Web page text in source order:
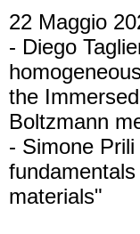
22 Maggio
- Diego
the
Boltzmann
- Simone
materials"